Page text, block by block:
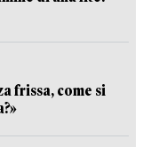
frissa, come si